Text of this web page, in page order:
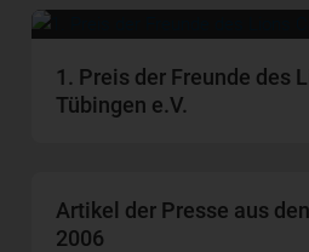
1. Preis der Freunde des
Tübingen e.V.
Artikel der Presse aus
2006